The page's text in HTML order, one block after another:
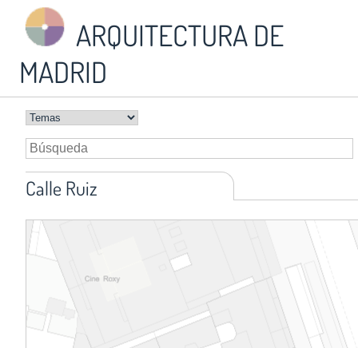
ARQUITECTURA DE
MADRID
Calle Ruiz